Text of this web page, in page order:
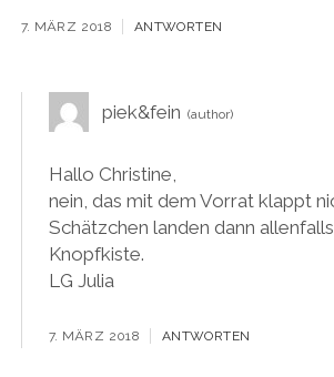
7. MÄRZ 2018 ANTWORTEN
piek&fein
Hallo Christine,
nein, das mit dem Vorrat klappt
Schätzchen landen dann
Knopfkiste.
LG Julia
7. MÄRZ 2018 ANTWORTEN